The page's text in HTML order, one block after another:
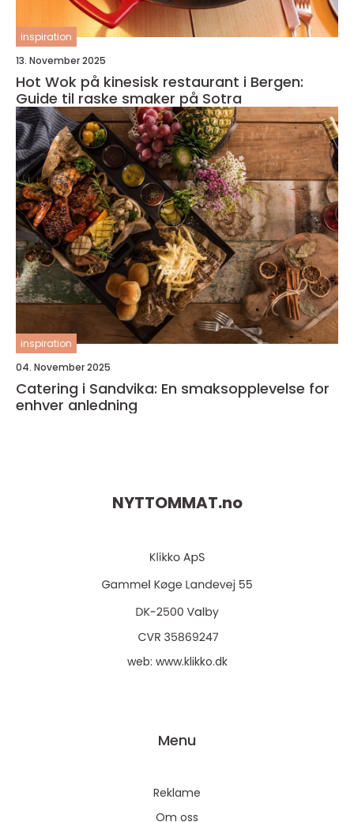
inspiration
13. November 2025
Hot Wok på kinesisk restaurant i Bergen:
Guide til raske smaker på Sotra
inspiration
04. November 2025
Catering i Sandvika: En smaksopplevelse for
enhver anledning
NYTTOMMAT.no
web: www.klikko.dk
Menu
Reklame
Om oss